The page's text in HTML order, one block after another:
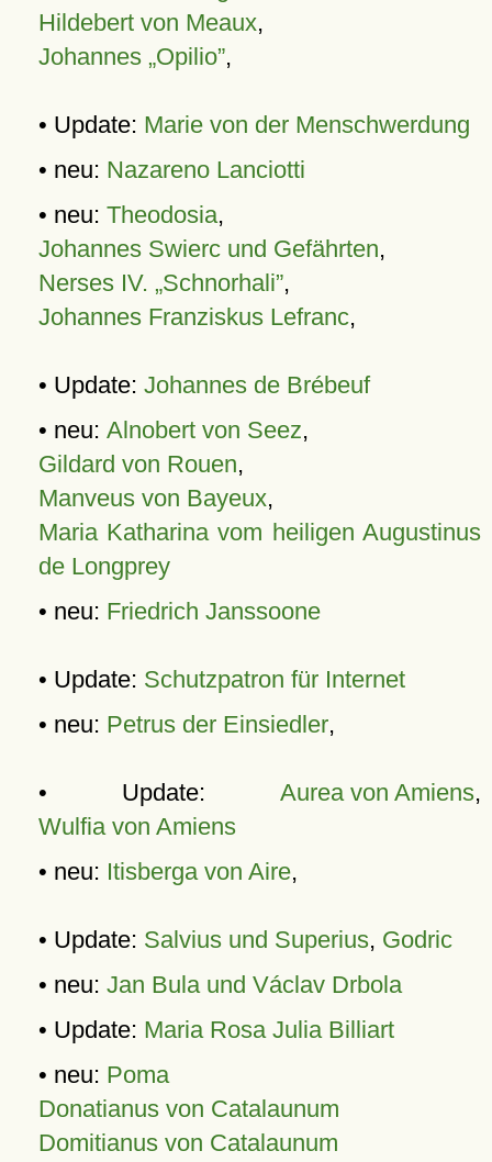
Hildebert von Meaux,
Johannes „Opilio”,
• Update: Marie von der Menschwerdung
• neu: Nazareno Lanciotti
• neu: Theodosia,
Johannes Swierc und Gefährten,
Nerses IV. „Schnorhali”,
Johannes Franziskus Lefranc,
• Update: Johannes de Brébeuf
• neu: Alnobert von Seez,
Gildard von Rouen,
Manveus von Bayeux,
Maria Katharina vom heiligen Augustinus
de Longprey
• neu: Friedrich Janssoone
• Update: Schutzpatron für Internet
• neu: Petrus der Einsiedler,
• Update: Aurea von Amiens,
Wulfia von Amiens
• neu: Itisberga von Aire,
• Update: Salvius und Superius, Godric
• neu: Jan Bula und Václav Drbola
• Update: Maria Rosa Julia Billiart
• neu: Poma
Donatianus von Catalaunum
Domitianus von Catalaunum